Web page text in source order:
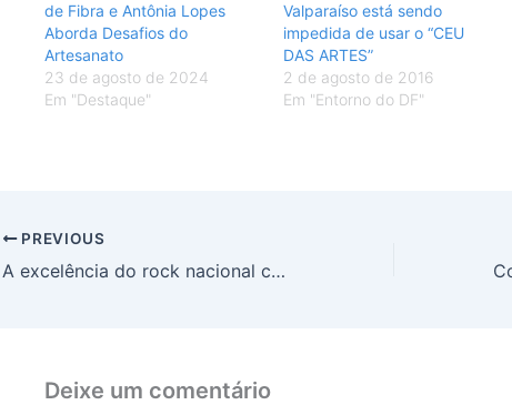
de Fibra e Antônia Lopes
Aborda Desafios do
Artesanato
23 de agosto de 2024
Em "Destaque"
Valparaíso está sendo
impedida de usar o “CEU
DAS ARTES”
2 de agosto de 2016
Em "Entorno do DF"
PREVIOUS
A excelência do rock nacional com “Banda RA-II”
Deixe um comentário